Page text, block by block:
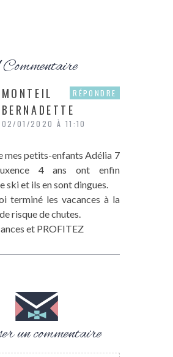
Commentaire
MONTEIL
BERNADETTE
02/01/2020 À 11:10
mes petits-enfants Adélia 7
4 ans ont enfin
ski et ils en sont dingues.
terminé les vacances à la
risque de chutes.
et PROFITEZ
RÉPONDRE
un commentaire